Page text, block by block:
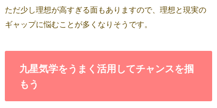
ただ少し理想が高すぎる面もありますので、理想と現実の
ギャップに悩むことが多くなりそうです。
九星気学をうまく活用してチャンスを掴
もう